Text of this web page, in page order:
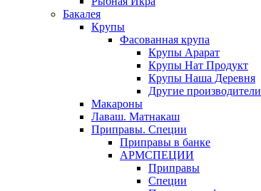
Бакалея
Крупы
Фасованная крупа
Крупы Арарат
Крупы Нат Продукт
Крупы Наша Деревня
Другие производители
Макароны
Лаваш. Матнакаш
Приправы. Специи
Приправы в банке
АРМСПЕЦИИ
Приправы
Специи